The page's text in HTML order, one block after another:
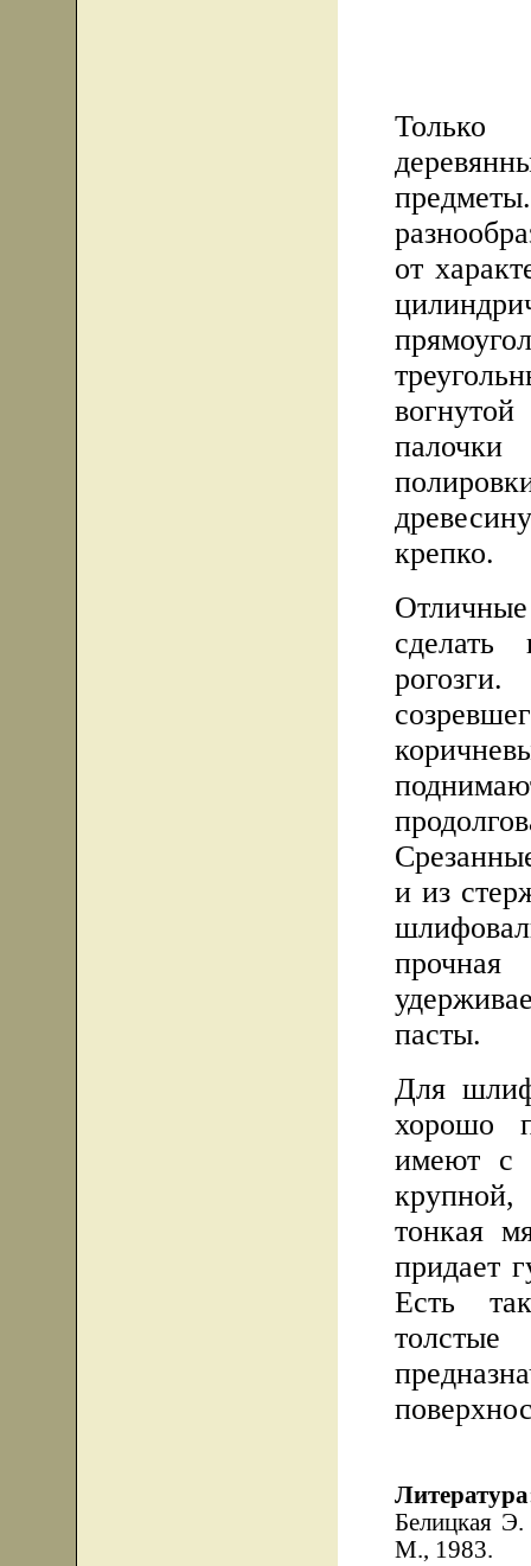
Только
от
крепко.
сделать
и из
пасты.
Для
хорошо
имеют с
крупной,
тонкая
придает
Есть
Белицкая Э.
М., 1983.